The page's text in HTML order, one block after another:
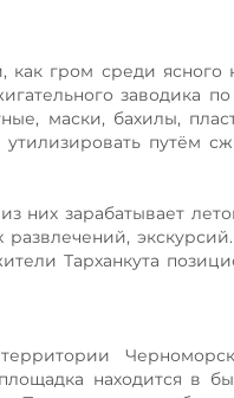
гром среди ясного
заводика по
маски, бахилы,
путём
зарабатывает
развлечений,
Тарханкута
площадка находится в